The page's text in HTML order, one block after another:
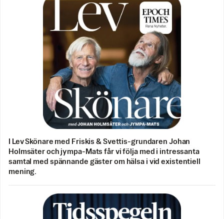
I Lev Skönare med Friskis & Svettis-grundaren Johan
Holmsäter och jympa-Mats får vi följa med i intressanta
samtal med spännande gäster om hälsa i vid existentiell
mening.